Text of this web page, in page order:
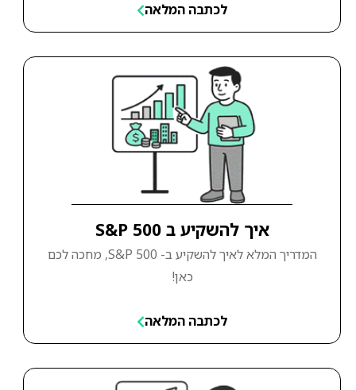
לכתבה המלאה
איך להשקיע ב S&P 500
המדריך המלא לאיך להשקיע ב- S&P 500, מחכה לכם
כאן!
לכתבה המלאה